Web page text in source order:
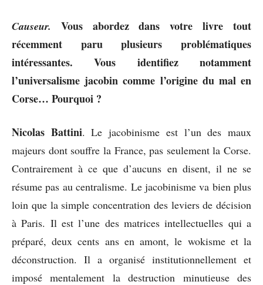
Causeur. Vous abordez dans votre livre tout
récemment paru plusieurs problématiques
intéressantes. Vous identifiez notamment
l’universalisme jacobin comme l’origine du mal en
Corse… Pourquoi ?
Nicolas Battini. Le jacobinisme est l’un des maux
majeurs dont souffre la France, pas seulement la Corse.
Contrairement à ce que d’aucuns en disent, il ne se
résume pas au centralisme. Le jacobinisme va bien plus
loin que la simple concentration des leviers de décision
à Paris. Il est l’une des matrices intellectuelles qui a
préparé, deux cents ans en amont, le wokisme et la
déconstruction. Il a organisé institutionnellement et
imposé mentalement la destruction minutieuse des